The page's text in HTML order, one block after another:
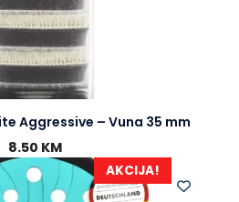
Aggressive – Vuna 35 mm
8.50 KM
AKCIJA!